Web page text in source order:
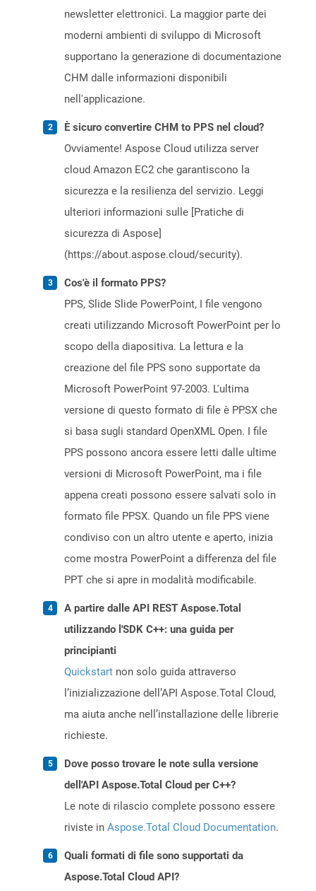
newsletter elettronici. La maggior parte dei
moderni ambienti di sviluppo di Microsoft
supportano la generazione di documentazione
CHM dalle informazioni disponibili
nell'applicazione.
È sicuro convertire CHM to PPS nel cloud?
Ovviamente! Aspose Cloud utilizza server
cloud Amazon EC2 che garantiscono la
sicurezza e la resilienza del servizio. Leggi
ulteriori informazioni sulle [Pratiche di
sicurezza di Aspose]
(https://about.aspose.cloud/security).
Cos'è il formato PPS?
PPS, Slide Slide PowerPoint, I file vengono
creati utilizzando Microsoft PowerPoint per lo
scopo della diapositiva. La lettura e la
creazione del file PPS sono supportate da
Microsoft PowerPoint 97-2003. L'ultima
versione di questo formato di file è PPSX che
si basa sugli standard OpenXML Open. I file
PPS possono ancora essere letti dalle ultime
versioni di Microsoft PowerPoint, ma i file
appena creati possono essere salvati solo in
formato file PPSX. Quando un file PPS viene
condiviso con un altro utente e aperto, inizia
come mostra PowerPoint a differenza del file
PPT che si apre in modalità modificabile.
A partire dalle API REST Aspose.Total
utilizzando l'SDK C++: una guida per
principianti
Quickstart non solo guida attraverso
l’inizializzazione dell’API Aspose.Total Cloud,
ma aiuta anche nell’installazione delle librerie
richieste.
Dove posso trovare le note sulla versione
dell'API Aspose.Total Cloud per C++?
Le note di rilascio complete possono essere
riviste in Aspose.Total Cloud Documentation.
Quali formati di file sono supportati da
Aspose.Total Cloud API?